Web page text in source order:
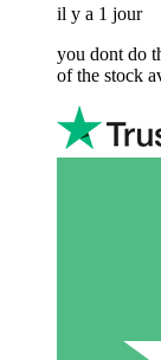
il y a 1 jour
you dont do
of the stock